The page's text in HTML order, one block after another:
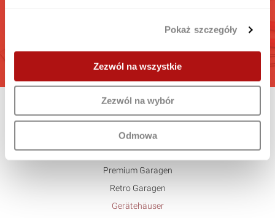
Pokaż szczegóły
Zezwól na wszystkie
Zezwól na wybór
Odmowa
Berechnen Sie die interesante für Sie Garage
GEHEN
Angebot
Standard
Untypisch
Premium Garagen
Retro Garagen
Gerätehäuser